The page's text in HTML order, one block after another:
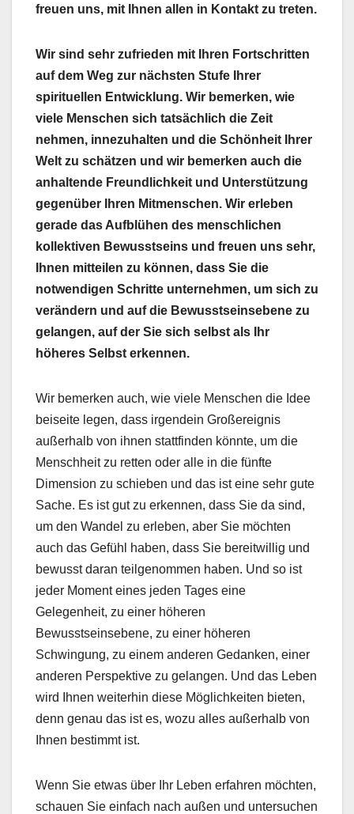
freuen uns, mit Ihnen allen in Kontakt zu treten.
Wir sind sehr zufrieden mit Ihren Fortschritten
auf dem Weg zur nächsten Stufe Ihrer
spirituellen Entwicklung. Wir bemerken, wie
viele Menschen sich tatsächlich die Zeit
nehmen, innezuhalten und die Schönheit Ihrer
Welt zu schätzen und wir bemerken auch die
anhaltende Freundlichkeit und Unterstützung
gegenüber Ihren Mitmenschen. Wir erleben
gerade das Aufblühen des menschlichen
kollektiven Bewusstseins und freuen uns sehr,
Ihnen mitteilen zu können, dass Sie die
notwendigen Schritte unternehmen, um sich zu
verändern und auf die Bewusstseinsebene zu
gelangen, auf der Sie sich selbst als Ihr
höheres Selbst erkennen.
Wir bemerken auch, wie viele Menschen die Idee
beiseite legen, dass irgendein Großereignis
außerhalb von ihnen stattfinden könnte, um die
Menschheit zu retten oder alle in die fünfte
Dimension zu schieben und das ist eine sehr gute
Sache. Es ist gut zu erkennen, dass Sie da sind,
um den Wandel zu erleben, aber Sie möchten
auch das Gefühl haben, dass Sie bereitwillig und
bewusst daran teilgenommen haben. Und so ist
jeder Moment eines jeden Tages eine
Gelegenheit, zu einer höheren
Bewusstseinsebene, zu einer höheren
Schwingung, zu einem anderen Gedanken, einer
anderen Perspektive zu gelangen. Und das Leben
wird Ihnen weiterhin diese Möglichkeiten bieten,
denn genau das ist es, wozu alles außerhalb von
Ihnen bestimmt ist.
Wenn Sie etwas über Ihr Leben erfahren möchten,
schauen Sie einfach nach außen und untersuchen